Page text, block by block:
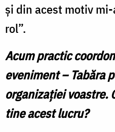
și din acest motiv
rol”.
Acum practic
eveniment – Tabăra
organizației voastre.
tine acest lucru?